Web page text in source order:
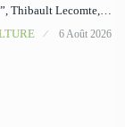
Thibault Lecomte,…
6 Août 2026